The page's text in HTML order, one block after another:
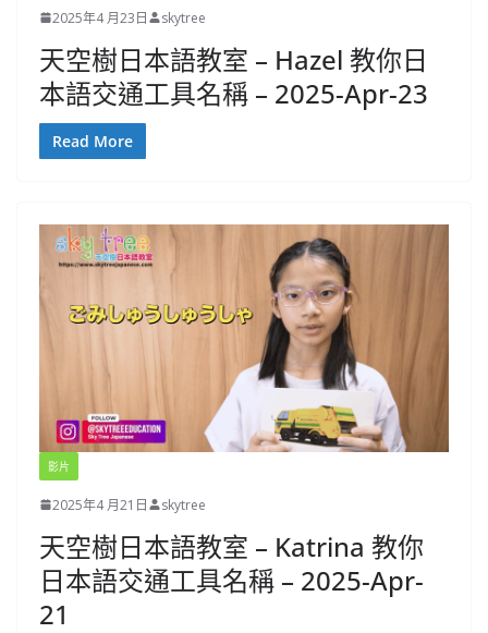
2025年4 月23日 skytree
天空樹日本語教室 – Hazel 教你日
本語交通工具名稱 – 2025-Apr-23
Read More
影片
2025年4 月21日 skytree
天空樹日本語教室 – Katrina 教你
日本語交通工具名稱 – 2025-Apr-
21